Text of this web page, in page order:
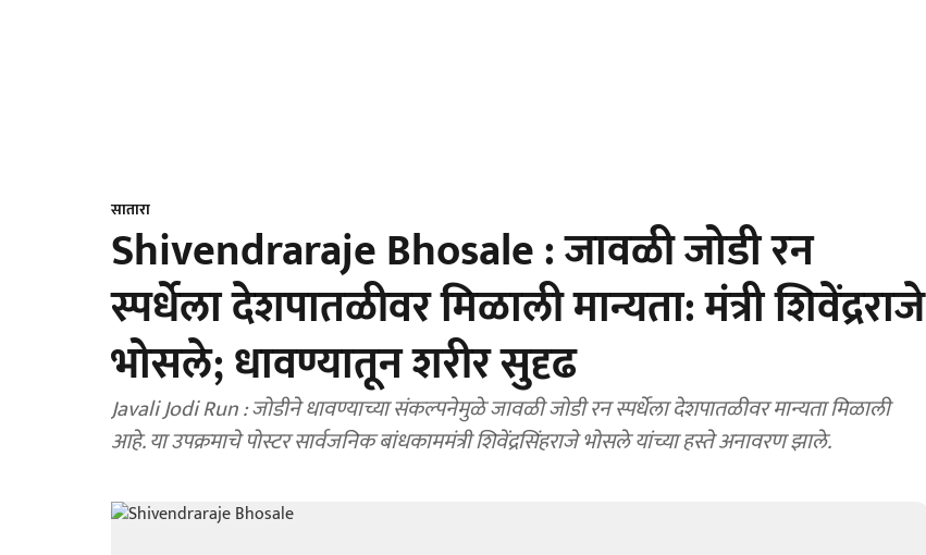
सातारा
Shivendraraje Bhosale : जावळी जोडी रन
स्पर्धेला देशपातळीवर मिळाली मान्यता: मंत्री शिवेंद्रराजे
भोसले; धावण्यातून शरीर सुदृढ
Javali Jodi Run : जोडीने धावण्याच्या संकल्पनेमुळे जावळी जोडी रन स्पर्धेला देशपातळीवर मान्यता मिळाली
आहे. या उपक्रमाचे पोस्टर सार्वजनिक बांधकाममंत्री शिवेंद्रसिंहराजे भोसले यांच्या हस्ते अनावरण झाले.